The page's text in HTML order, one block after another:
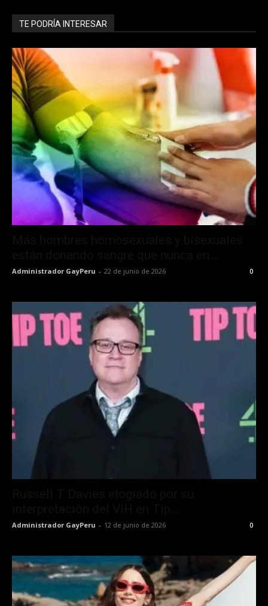
TE PODRÍA INTERESAR
Administrador GayPeru - 22 de junio de 2026 0
Administrador GayPeru - 12 de junio de 2026 0